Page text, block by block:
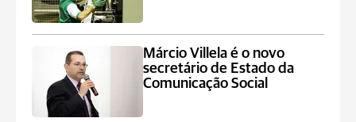
Márcio Villela é o novo
secretário de Estado da
Comunicação Social